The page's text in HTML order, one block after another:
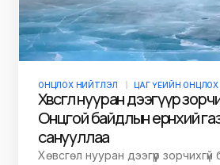
ОНЦЛОХ НИЙТЛЭЛ ЦАГ ҮЕИЙН
Хөвсгөл нууран дээгүүр
Онцгой байдлын ерөнхий
санууллаа
Хөвсгөл нууран дээгүүр